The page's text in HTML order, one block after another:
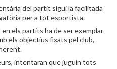
del partit sigui la facilitada
per a tot esportista.
els partits ha de ser exemplar
els objectius fixats pel club,
intentaran que juguin tots